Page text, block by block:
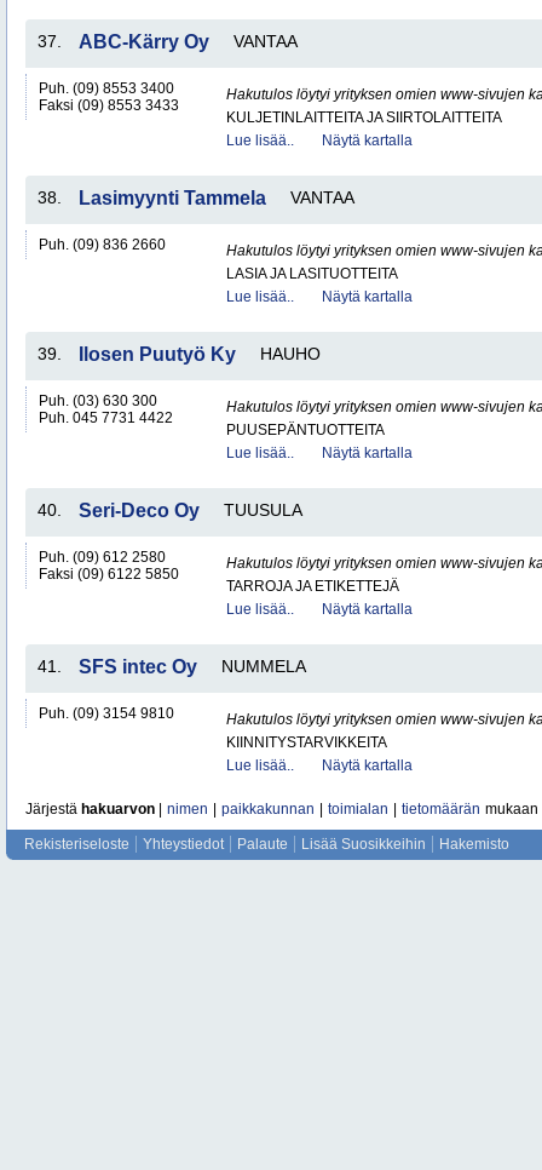
37. ABC-Kärry Oy VANTAA
Puh. (09) 8553 3400
Faksi (09) 8553 3433
Hakutulos löytyi yrityksen omien www-sivujen
KULJETINLAITTEITA JA SIIRTOLAITTEITA
Lue lisää..
Näytä kartalla
38. Lasimyynti Tammela VANTAA
Puh. (09) 836 2660
Hakutulos löytyi yrityksen omien www-sivujen
LASIA JA LASITUOTTEITA
Lue lisää..
Näytä kartalla
39. Ilosen Puutyö Ky HAUHO
Puh. (03) 630 300
Puh. 045 7731 4422
Hakutulos löytyi yrityksen omien www-sivujen
PUUSEPÄNTUOTTEITA
Lue lisää..
Näytä kartalla
40. Seri-Deco Oy TUUSULA
Puh. (09) 612 2580
Faksi (09) 6122 5850
Hakutulos löytyi yrityksen omien www-sivujen
TARROJA JA ETIKETTEJÄ
Lue lisää..
Näytä kartalla
41. SFS intec Oy NUMMELA
Puh. (09) 3154 9810
Hakutulos löytyi yrityksen omien www-sivujen
KIINNITYSTARVIKKEITA
Lue lisää..
Näytä kartalla
Järjestä hakuarvon nimen paikkakunnan toimialan tietomäärän mukaan
Rekisteriseloste Yhteystiedot Palaute Lisää Suosikkeihin Hakemisto